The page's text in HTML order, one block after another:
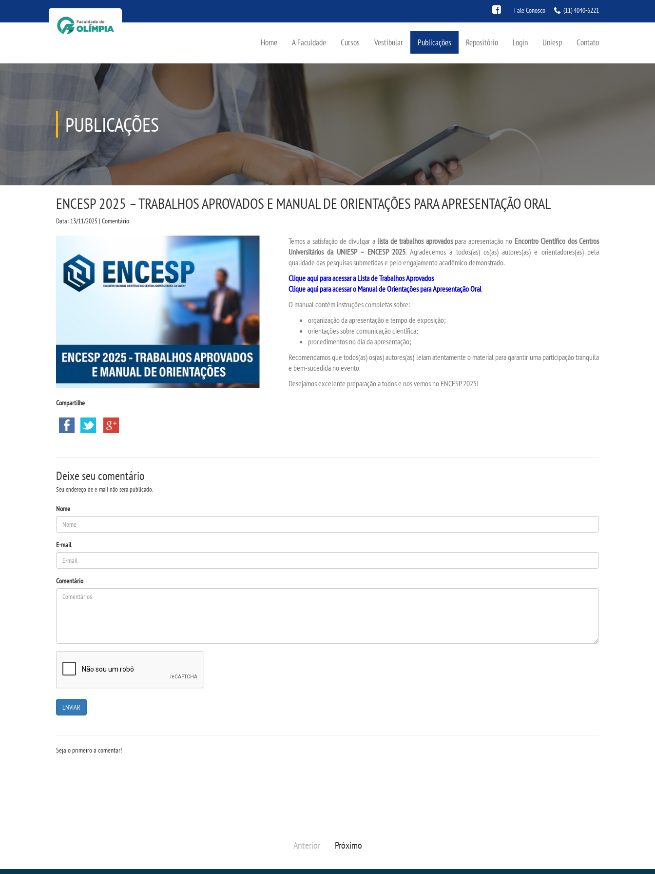
Fale Conosco (11) 4040-6221
Home A Faculdade Cursos Vestibular Publicações Repositório Login Uniesp Contato
PUBLICAÇÕES
ENCESP 2025 – TRABALHOS APROVADOS E MANUAL DE ORIENTAÇÕES PARA APRESENTAÇÃO ORAL
Data: 13/11/2025 | Comentário
Compartilhe
Temos a satisfação de divulgar a lista de trabalhos aprovadospara apresentação no Encontro Científico dos Centros
Universitários da UNIESP – ENCESP 2025. Agradecemos a todos(as) os(as) autores(as) e orientadores(as) pela
qualidade das pesquisas submetidas e pelo engajamento acadêmico demonstrado.
Clique aqui para acessar a Lista de Trabalhos Aprovados
Clique aqui para acessar o Manual de Orientações para Apresentação Oral
O manual contém instruções completas sobre:
organização da apresentação e tempo de exposição;
orientações sobre comunicação científica;
procedimentos no dia da apresentação;
Recomendamos que todos(as) os(as) autores(as) leiam atentamente o material para garantir uma participação tranquila
e bem-sucedida no evento.
Desejamos excelente preparação a todos e nos vemos no ENCESP 2025!
Deixe seu comentário
Seu endereço de e-mail não será publicado.
Nome
E-mail
Comentário
Seja o primeiro a comentar!
Anterior Próximo